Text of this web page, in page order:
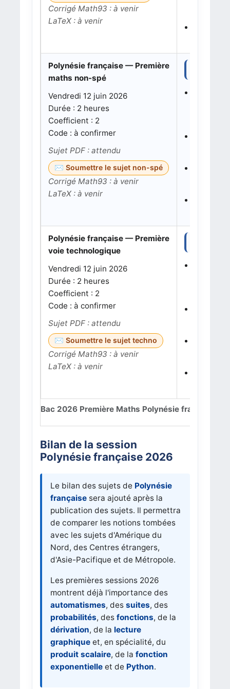
Bac 2026 Première Maths Polynésie française :
Corrigé Math93 : à venir
LaTeX : à venir
Polynésie française — Première
maths non-spé
Vendredi 12 juin 2026
Durée : 2 heures
Coefficient : 2
Code : à confirmer
Sujet PDF : attendu
Soumettre le sujet non-spé
Corrigé Math93 : à venir
LaTeX : à venir
Polynésie française — Première
voie technologique
Vendredi 12 juin 2026
Durée : 2 heures
Coefficient : 2
Code : à confirmer
Sujet PDF : attendu
Soumettre le sujet techno
Corrigé Math93 : à venir
LaTeX : à venir
Bilan de la session
Polynésie française 2026
Le bilan des sujets de Polynésie
françaisesera ajouté après la
publication des sujets. Il permettra
de comparer les notions tombées
avec les sujets d'Amérique du
Nord, des Centres étrangers,
d'Asie-Pacifique et de Métropole.
Les premières sessions 2026
montrent déjà l'importance des
automatismes, des suites, des
probabilités, des fonctions, de la
dérivation, de la lecture
graphiqueet, en spécialité, du
produit scalaire, de la fonction
exponentielleet de Python.